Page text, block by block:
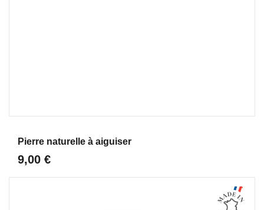
Pierre naturelle à aiguiser
9,00 €